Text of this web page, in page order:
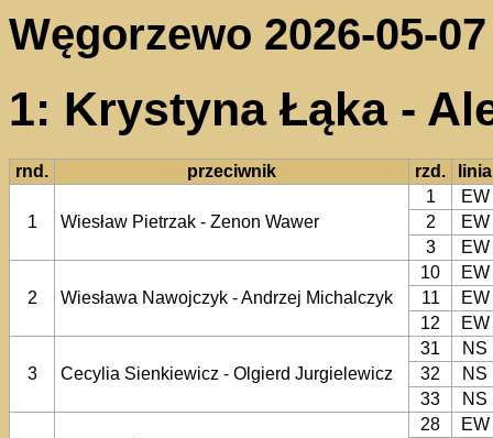
Węgorzewo 2026-05-07
1: Krystyna Łąka -
rnd. przeciwnik rzd. linia
1 Wiesław Pietrzak - Zenon Wawer
1
EW
2
EW
3
EW
2 Wiesława Nawojczyk - Andrzej Michalczyk
10
EW
11
EW
12
EW
3 Cecylia Sienkiewicz - Olgierd Jurgielewicz
31
NS
32
NS
33
NS
28
EW